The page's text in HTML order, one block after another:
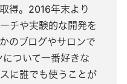
得。2016年末より
チや実験的な開発を
のブログやサロンで
ついて一番好きな
に誰でも使うことが